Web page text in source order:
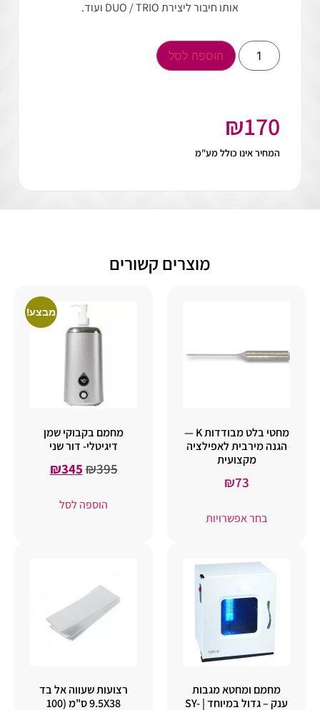
אותו חיבור ליצירת DUO / TRIO ועוד.
הוספה לסל
₪170
המחיר אינו כולל מע"מ
מוצרים קשורים
מחטי בלט מבודדות K —
הגנה מירבית לאפילציה
מקצועית
₪73
בחר אפשרויות
מבצע!
מחמם בקבוקי שמן
דיגיטלי- דור שני
₪395
₪345
הוספה לסל
מחמם ומחטא מגבות
ענק – גדול במיוחד | SY-
רצועות שעווה אל בד
9.5X38 ס"מ (100